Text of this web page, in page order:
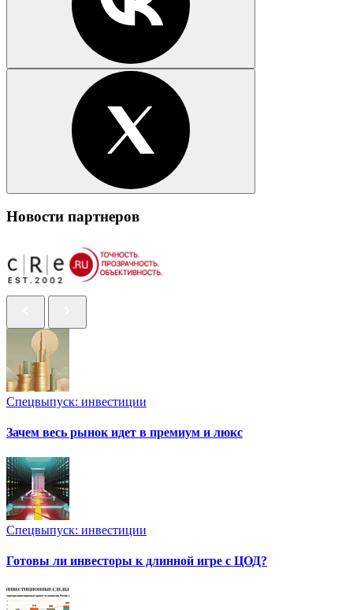
Новости партнеров
Спецвыпуск: инвестиции
Зачем весь рынок идет в премиум и люкс
Спецвыпуск: инвестиции
Готовы ли инвесторы к длинной игре с ЦОД?